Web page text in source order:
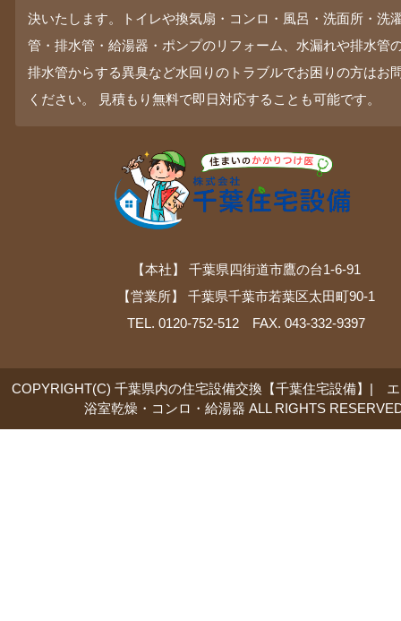
決いたします。トイレや換気扇・コンロ・風呂・洗面所・洗
管・排水管・給湯器・ポンプのリフォーム、水漏れや排水管
排水管からする異臭など水回りのトラブルでお困りの方はお
ください。 見積もり無料で即日対応することも可能です。
【本社】 千葉県四街道市鷹の台1-6-91
【営業所】 千葉県千葉市若葉区太田町90-1
TEL. 0120-752-512 FAX. 043-332-9397
COPYRIGHT(C) 千葉県内の住宅設備交換【千葉住宅設備】|
浴室乾燥・コンロ・給湯器 ALL RIGHTS